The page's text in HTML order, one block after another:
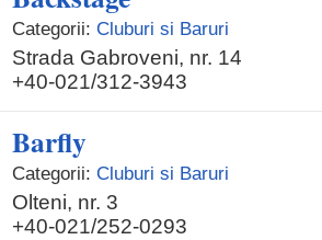
Categorii: Cluburi si Baruri
Strada Gabroveni, nr. 14
+40-021/312-3943
Barfly
Categorii: Cluburi si Baruri
Olteni, nr. 3
+40-021/252-0293